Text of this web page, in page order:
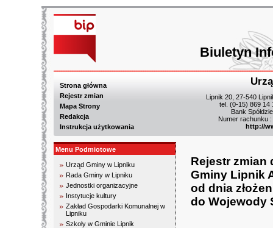
Biuletyn
Strona główna
Rejestr zmian
Mapa Strony
Redakcja
Instrukcja użytkowania
Lipnik 20, 27-540
tel. (0-15) 869 14
Bank
Numer rachunku
http://
Menu Podmiotowe
Urząd Gminy w Lipniku
Rada Gminy w Lipniku
Jednostki organizacyjne
Instytucje kultury
Zakład Gospodarki Komunalnej w
Lipniku
Szkoły w Gminie Lipnik
Rejestr zmian
Gminy Lipnik
od dnia
do Wojewody